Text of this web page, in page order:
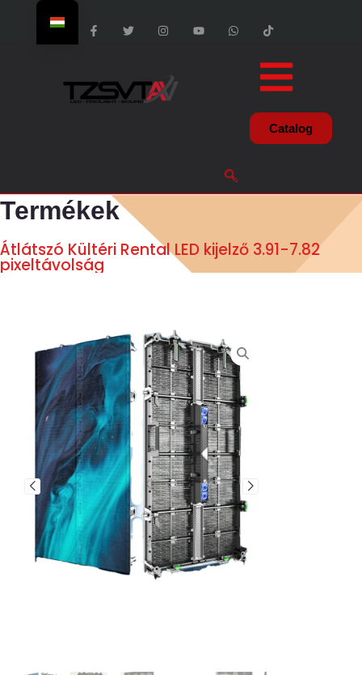
Catalog
Termékek
Átlátszó Kültéri Rental LED kijelző 3.91-7.82
pixeltávolság